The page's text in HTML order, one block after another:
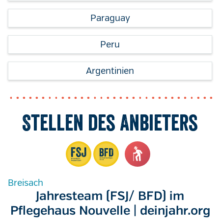
Paraguay
Peru
Argentinien
Stellen des Anbieters
Breisach
Jahresteam (FSJ/ BFD) im
Pflegehaus Nouvelle | deinjahr.org